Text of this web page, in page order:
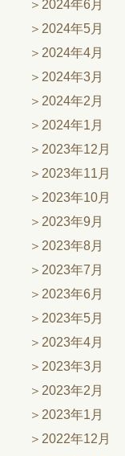
2024年6月
2024年5月
2024年4月
2024年3月
2024年2月
2024年1月
2023年12月
2023年11月
2023年10月
2023年9月
2023年8月
2023年7月
2023年6月
2023年5月
2023年4月
2023年3月
2023年2月
2023年1月
2022年12月